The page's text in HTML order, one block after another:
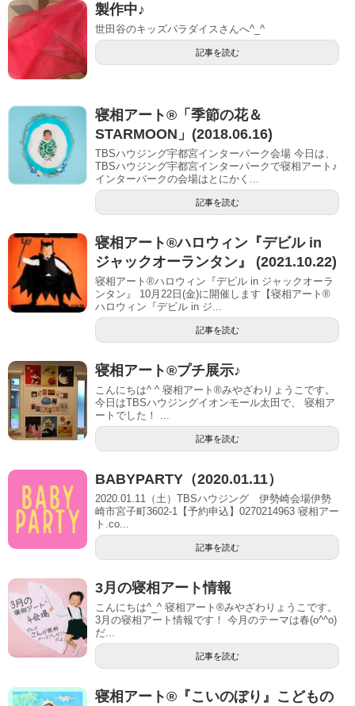
製作中♪
世田谷のキッズパラダイスさんへ^_^
記事を読む
寝相アート®︎「季節の花＆
STARMOON」(2018.06.16)
TBSハウジング宇都宮インターパーク会場 今日は、
TBSハウジング宇都宮インターパークで寝相アート♪
インターパークの会場はとにかく...
記事を読む
寝相アート®︎ハロウィン『デビル in
ジャックオーランタン』 (2021.10.22)
寝相アート®ハロウィン『デビル in ジャックオーラ
ンタン』 10月22日(金)に開催します【寝相アート®︎
ハロウィン『デビル in ジ...
記事を読む
寝相アート®︎プチ展示♪
こんにちは^ ^ 寝相アート®︎みやざわりょうこです。
今日はTBSハウジングイオンモール太田で、 寝相ア
ートでした！ ...
記事を読む
BABYPARTY（2020.01.11）
2020.01.11（土）TBSハウジング 伊勢崎会場伊勢
崎市宮子町3602-1【予約申込】0270214963 寝相アー
ト.co...
記事を読む
3月の寝相アート情報
こんにちは^_^ 寝相アート®︎みやざわりょうこです。
3月の寝相アート情報です！ 今月のテーマは春(o^^o)
だ...
記事を読む
寝相アート®『こいのぼり』こどもの